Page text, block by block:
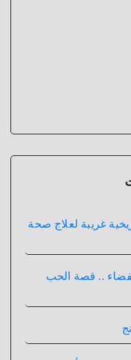
غريبة لعلاج صحة
.. قصة الحب